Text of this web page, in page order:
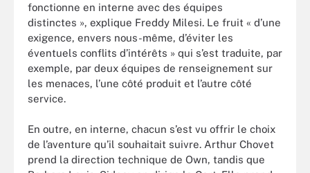
fonctionne en interne avec des équipes
distinctes », explique Freddy Milesi. Le fruit « d’une
exigence, envers nous-même, d’éviter les
éventuels conflits d’intérêts » qui s’est traduite, par
exemple, par deux équipes de renseignement sur
les menaces, l’une côté produit et l’autre côté
service.
En outre, en interne, chacun s’est vu offrir le choix
de l’aventure qu’il souhaitait suivre. Arthur Chovet
prend la direction technique de Own, tandis que